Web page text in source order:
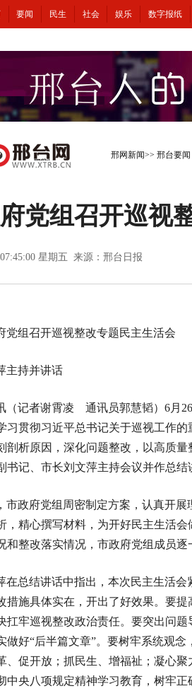
要闻 民生 社会 娱乐 数字报纸
邢网新闻>> 邢台要闻
党组召开巡视
星期五 来源：邢台日报
党组召开巡视整改专题民主生活会
主持并讲话
（记者谢霄凌 通讯员郭慧韬）6月
习贯彻习近平总书记关于巡视工作
剖析原因，深化问题整改，以高质
书记、市长刘文萍主持会议并作总结
市政府党组周密制定方案，认真开
，精心撰写材料，为开好民主生活
和整改落实情况，市政府党组成员逐
在总结讲话中指出，本次民主生活
措施具体实在，开出了好效果。要
扛牢巡视整改政治责任。要突出问
做好“后半篇文章”。要树牢系统观
、促开放；抓民生、增福祉；凝心
中央八项规定精神学习教育，树牢